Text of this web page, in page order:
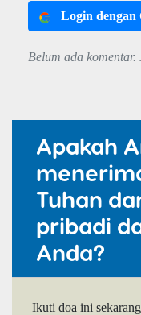
Login dengan
Belum ada
Apakah
Tuhan
pribadi
Anda?
Ikuti doa ini